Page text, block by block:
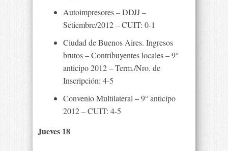
Autoimpresores – DDJJ –
Setiembre/2012 – CUIT: 0-1
Ciudad de Buenos Aires. Ingresos
brutos – Contribuyentes locales – 9°
anticipo 2012 – Term./Nro. de
Inscripción: 4-5
Convenio Multilateral – 9° anticipo
2012 – CUIT: 4-5
Jueves 18